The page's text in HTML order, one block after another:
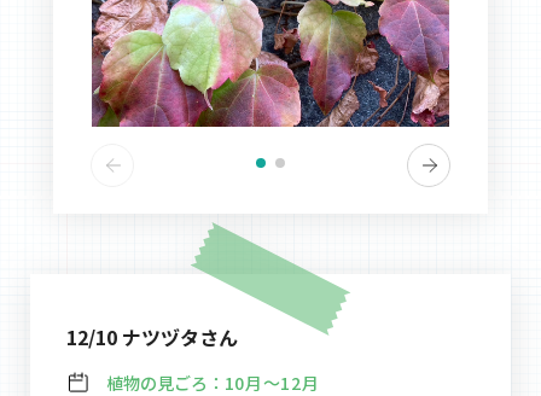
12/10 ナツヅタさん
植物の見ごろ： 10月～12月